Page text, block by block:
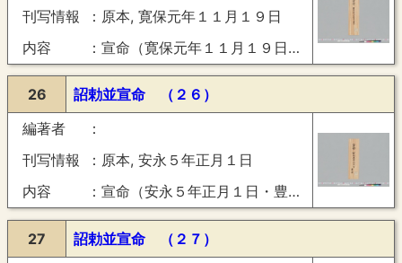
刊写情報
原本, 寛保元年１１月１９日
内容
宣命（寛保元年１１月１９日・豊楽）
26
詔勅並宣命 （２６）
編著者
刊写情報
原本, 安永５年正月１日
内容
宣命（安永５年正月１日・豊楽）
27
詔勅並宣命 （２７）